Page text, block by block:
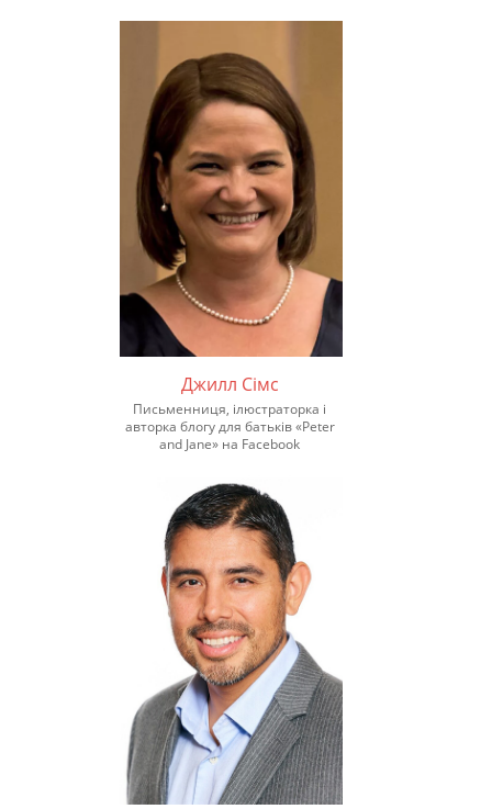
Джилл Сімс
Письменниця, ілюстраторка і
авторка блогу для батьків «Peter
and Jane» на Facebook